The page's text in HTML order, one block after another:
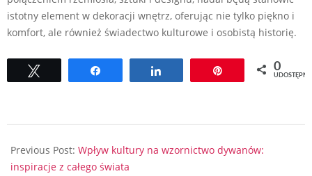
istotny element w dekoracji wnętrz, oferując nie tylko piękno i
komfort, ale również świadectwo kulturowe i osobistą historię.
Udostępnij Udostępnij Przypnij 0
02-
16
Previous Post: Wpływ kultury na wzornictwo dywanów:
inspiracje z całego świata